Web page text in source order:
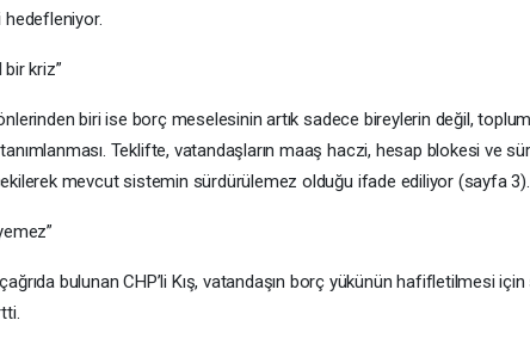
kriz”
biri ise borç meselesinin artık sadece bireylerin değil,
Teklifte, vatandaşların maaş haczi, hesap blokesi ve
mevcut sistemin sürdürülemez olduğu ifade ediliyor (sayfa 3).
bulunan CHP’li Kış, vatandaşın borç yükünün hafifletilmesi